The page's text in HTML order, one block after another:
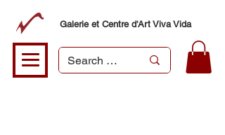
Galerie et Centre d'Art Viva Vida